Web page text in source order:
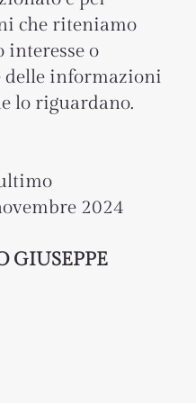
che riteniamo
interesse o
delle informazioni
lo riguardano.
2024
GIUSEPPE